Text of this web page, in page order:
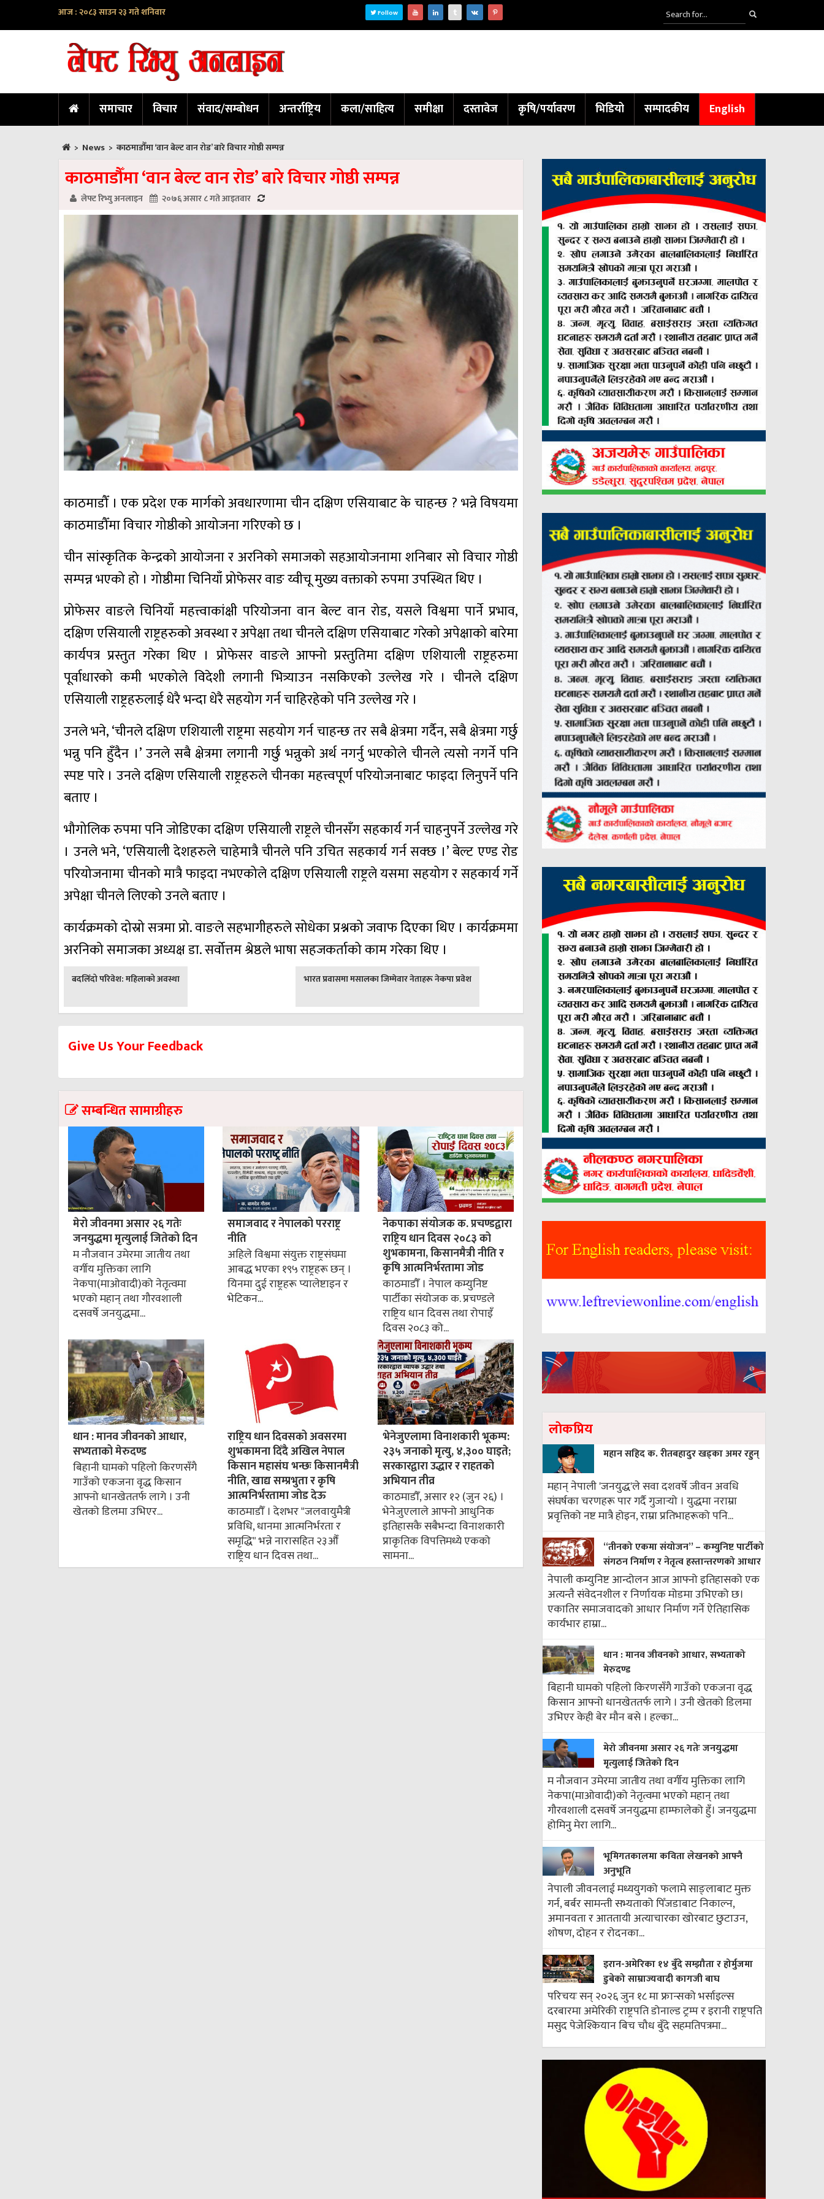
आज : २०८३ साउन २३ गते शनिवार Follow
समाचार विचार संवाद/सम्बोधन अन्तर्राष्ट्रिय कला/साहित्य समीक्षा दस्तावेज कृषि/पर्यावरण भिडियो सम्पादकीय English
> News > काठमाडौँमा ‘वान बेल्ट वान रोड’ बारे विचार गोष्ठी सम्पन्न
काठमाडौँमा ‘वान बेल्ट वान रोड’ बारे विचार गोष्ठी सम्पन्न
लेफ्ट रिभ्यु अनलाइन २०७६ असार ८ गते आइतवार
काठमाडौँ । एक प्रदेश एक मार्गको अवधारणामा चीन दक्षिण एसियाबाट के चाहन्छ ? भन्ने विषयमा
काठमाडौँमा विचार गोष्ठीको आयोजना गरिएको छ ।
चीन सांस्कृतिक केन्द्रको आयोजना र अरनिको समाजको सहआयोजनामा शनिबार सो विचार गोष्ठी
सम्पन्न भएको हो । गोष्ठीमा चिनियाँ प्रोफेसर वाङ य्वीचू मुख्य वक्ताको रुपमा उपस्थित थिए ।
प्रोफेसर वाङले चिनियाँ महत्त्वाकांक्षी परियोजना वान बेल्ट वान रोड, यसले विश्वमा पार्ने प्रभाव,
दक्षिण एसियाली राष्ट्रहरुको अवस्था र अपेक्षा तथा चीनले दक्षिण एसियाबाट गरेको अपेक्षाको बारेमा
कार्यपत्र प्रस्तुत गरेका थिए । प्रोफेसर वाङले आफ्नो प्रस्तुतिमा दक्षिण एशियाली राष्ट्रहरुमा
पूर्वाधारको कमी भएकोले विदेशी लगानी भित्र्याउन नसकिएको उल्लेख गरे । चीनले दक्षिण
एसियाली राष्ट्रहरुलाई धेरै भन्दा धेरै सहयोग गर्न चाहिरहेको पनि उल्लेख गरे ।
उनले भने, ‘चीनले दक्षिण एशियाली राष्ट्रमा सहयोग गर्न चाहन्छ तर सबै क्षेत्रमा गर्दैन, सबै क्षेत्रमा गर्छु
भन्नु पनि हुँदैन ।’ उनले सबै क्षेत्रमा लगानी गर्छु भन्नुको अर्थ नगर्नु भएकोले चीनले त्यसो नगर्ने पनि
स्पष्ट पारे । उनले दक्षिण एसियाली राष्ट्रहरुले चीनका महत्त्वपूर्ण परियोजनाबाट फाइदा लिनुपर्ने पनि
बताए ।
भौगोलिक रुपमा पनि जोडिएका दक्षिण एसियाली राष्ट्रले चीनसँग सहकार्य गर्न चाहनुपर्ने उल्लेख गरे
। उनले भने, ‘एसियाली देशहरुले चाहेमात्रै चीनले पनि उचित सहकार्य गर्न सक्छ ।’ बेल्ट एण्ड रोड
परियोजनामा चीनको मात्रै फाइदा नभएकोले दक्षिण एसियाली राष्ट्रले यसमा सहयोग र सहकार्य गर्ने
अपेक्षा चीनले लिएको उनले बताए ।
कार्यक्रमको दोस्रो सत्रमा प्रो. वाङले सहभागीहरुले सोधेका प्रश्नको जवाफ दिएका थिए । कार्यक्रममा
अरनिको समाजका अध्यक्ष डा. सर्वोत्तम श्रेष्ठले भाषा सहजकर्ताको काम गरेका थिए ।
पछिल्लाे
बदलिँदो परिवेश: महिलाको अवस्था
अघिल्लाे
भारत प्रवासमा मसालका जिम्मेवार नेताहरू नेकपा प्रवेश
Give Us Your Feedback
सम्बन्धित सामाग्रीहरु
मेरो जीवनमा असार २६ गतेः
जनयुद्धमा मृत्युलाई जितेको दिन
म नौजवान उमेरमा जातीय तथा
वर्गीय मुक्तिका लागि
नेकपा(माओवादी)को नेतृत्वमा
भएको महान् तथा गौरवशाली
दसवर्षे जनयुद्धमा...
समाजवाद र नेपालको परराष्ट्र
नीति
अहिले विश्वमा संयुक्त राष्ट्रसंघमा
आबद्ध भएका १९५ राष्ट्रहरू छन् ।
यिनमा दुई राष्ट्रहरू प्यालेष्टाइन र
भेटिकन...
नेकपाका संयोजक क. प्रचण्डद्वारा
राष्ट्रिय धान दिवस २०८३ को
शुभकामना, किसानमैत्री नीति र
कृषि आत्मनिर्भरतामा जोड
काठमाडौँ । नेपाल कम्युनिष्ट
पार्टीका संयोजक क. प्रचण्डले
राष्ट्रिय धान दिवस तथा रोपाइँ
दिवस २०८३ को...
धान : मानव जीवनको आधार,
सभ्यताको मेरुदण्ड
बिहानी घामको पहिलो किरणसँगै
गाउँको एकजना वृद्ध किसान
आफ्नो धानखेततर्फ लागे । उनी
खेतको डिलमा उभिएर...
राष्ट्रिय धान दिवसको अवसरमा
शुभकामना दिँदै अखिल नेपाल
किसान महासंघ भन्छः किसानमैत्री
नीति, खाद्य सम्प्रभुता र कृषि
आत्मनिर्भरतामा जोड देऊ
काठमाडौँ । देशभर "जलवायुमैत्री
प्रविधि, धानमा आत्मनिर्भरता र
समृद्धि" भन्ने नारासहित २३औँ
राष्ट्रिय धान दिवस तथा...
भेनेजुएलामा विनाशकारी भूकम्प:
२३५ जनाको मृत्यु, ४,३०० घाइते;
सरकारद्वारा उद्धार र राहतको
अभियान तीव्र
काठमाडौँ, असार १२ (जुन २६) ।
भेनेजुएलाले आफ्नो आधुनिक
इतिहासकै सबैभन्दा विनाशकारी
प्राकृतिक विपत्तिमध्ये एकको
सामना...
लाेकप्रिय
महान सहिद क. रीतबहादुर खड्‌का अमर रहुन्
महान् नेपाली 'जनयुद्ध'ले सवा दशवर्षे जीवन अवधि
संघर्षका चरणहरू पार गर्दै गुजार्‍यो । युद्धमा नराम्रा
प्रवृत्तिको नष्ट मात्रै होइन, राम्रा प्रतिभाहरूको पनि...
“तीनको एकमा संयोजन” – कम्युनिष्ट पार्टीको
संगठन निर्माण र नेतृत्व हस्तान्तरणको आधार
नेपाली कम्युनिष्ट आन्दोलन आज आफ्नो इतिहासको एक
अत्यन्तै संवेदनशील र निर्णायक मोडमा उभिएको छ।
एकातिर समाजवादको आधार निर्माण गर्ने ऐतिहासिक
कार्यभार हाम्रा...
धान : मानव जीवनको आधार, सभ्यताको
मेरुदण्ड
बिहानी घामको पहिलो किरणसँगै गाउँको एकजना वृद्ध
किसान आफ्नो धानखेततर्फ लागे । उनी खेतको डिलमा
उभिएर केही बेर मौन बसे । हल्का...
मेरो जीवनमा असार २६ गतेः जनयुद्धमा
मृत्युलाई जितेको दिन
म नौजवान उमेरमा जातीय तथा वर्गीय मुक्तिका लागि
नेकपा(माओवादी)को नेतृत्वमा भएको महान् तथा
गौरवशाली दसवर्षे जनयुद्धमा हाम्फालेको हुँ। जनयुद्धमा
होमिनु मेरा लागि...
भूमिगतकालमा कविता लेखनको आफ्नै
अनुभूति
नेपाली जीवनलाई मध्ययुगको फलामे साङ्लाबाट मुक्त
गर्न, बर्बर सामन्ती सभ्यताको पिँजडाबाट निकाल्न,
अमानवता र आततायी अत्याचारका खोरबाट छुटाउन,
शोषण, दोहन र रोदनका...
इरान-अमेरिका १४ बुँदे सम्झौता र होर्मुजमा
डुबेको साम्राज्यवादी कागजी बाघ
परिचयः सन् २०२६ जुन १८ मा फ्रान्सको भर्साइल्स
दरबारमा अमेरिकी राष्ट्रपति डोनाल्ड ट्रम्प र इरानी राष्ट्रपति
मसुद पेजेश्कियान बिच चौध बुँदे सहमतिपत्रमा...